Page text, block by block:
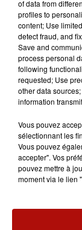
7 août 2026
Le Jardin
of data from
profiles to
content; Use
detect fraud, and
Save and
process personal
following
requested; Use
other data
information
Vous pouvez
sélectionnant les
Vous pouvez
accepter". Vos
pouvez mettre à
moment via le lien